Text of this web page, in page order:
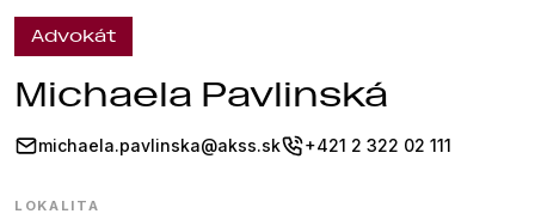
Advokát
Michaela Pavlinská
michaela.pavlinska@akss.sk +421 2 322 02 111
LOKALITA